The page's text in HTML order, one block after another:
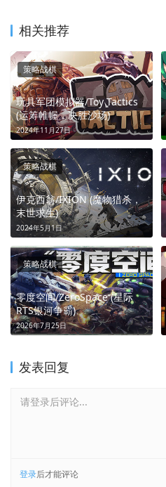
相关推荐
玩具军团模拟器/Toy Tactics
(运筹帷幄，决胜沙场)
2024年11月27日
策略战棋
伊克西翁/IXION (魔物猎杀，
末世求生)
2024年5月1日
策略战棋
零度空间/ZeroSpace (星际
RTS银河争霸)
2026年7月25日
策略战棋
发表回复
请登录后评论...
登录后才能评论